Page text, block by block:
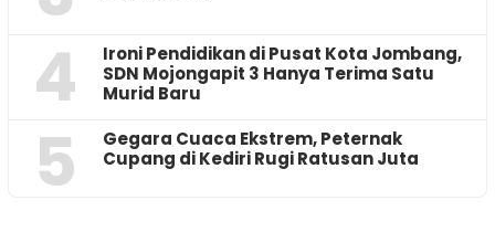
4
Ironi Pendidikan di Pusat Kota Jombang,
SDN Mojongapit 3 Hanya Terima Satu
Murid Baru
5
‎Gegara Cuaca Ekstrem, Peternak
Cupang di Kediri Rugi Ratusan Juta